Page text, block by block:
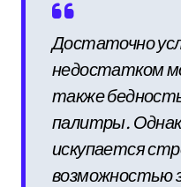
Достаточно
недостатком
также
палитры.
искупается
возможностью